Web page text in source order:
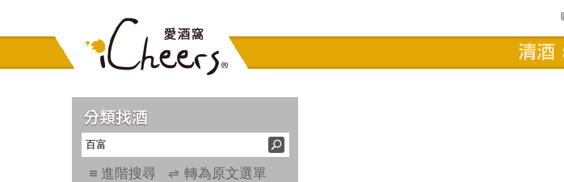
進階搜尋 轉為原文選單